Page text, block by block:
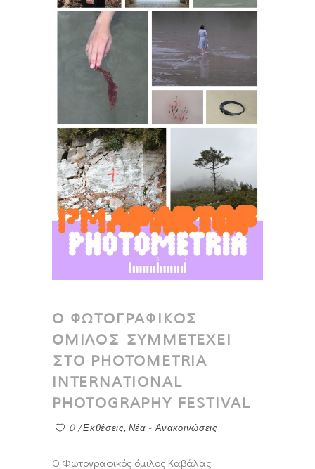
Ο ΦΩΤΟΓΡΑΦΙΚΟΣ
ΟΜΙΛΟΣ ΣΥΜΜΕΤΕΧΕΙ
ΣΤΟ PHOTOMETRIA
INTERNATIONAL
PHOTOGRAPHY FESTIVAL
0 Εκθέσεις Νέα - Ανακοινώσεις
Ο Φωτογραφικός όμιλος Καβάλας